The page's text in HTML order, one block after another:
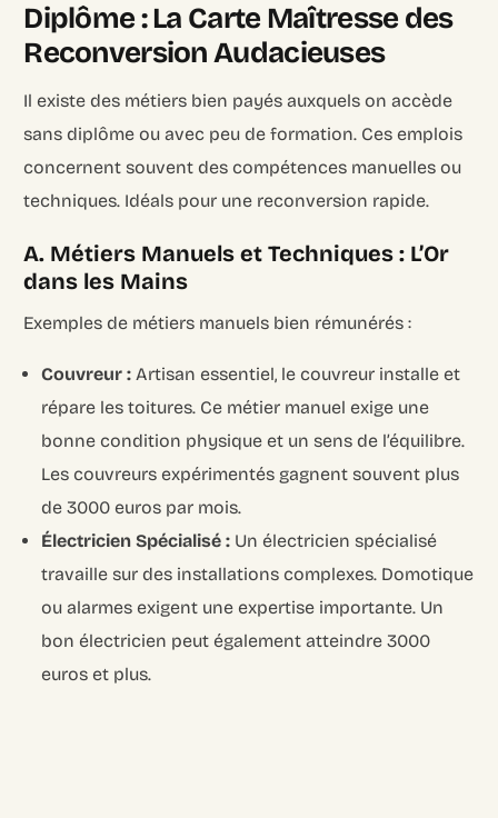
Diplôme : La Carte Maîtresse des
Reconversion Audacieuses
Il existe des métiers bien payés auxquels on accède
sans diplôme ou avec peu de formation. Ces emplois
concernent souvent des compétences manuelles ou
techniques. Idéals pour une reconversion rapide.
A. Métiers Manuels et Techniques : L’Or
dans les Mains
Exemples de métiers manuels bien rémunérés :
Couvreur : Artisan essentiel, le couvreur installe et
répare les toitures. Ce métier manuel exige une
bonne condition physique et un sens de l’équilibre.
Les couvreurs expérimentés gagnent souvent plus
de3000 euros par mois.
Électricien Spécialisé : Un électricien spécialisé
travaille sur des installations complexes. Domotique
ou alarmes exigent une expertise importante. Un
bon électricien peut également atteindre3000
euros et plus.